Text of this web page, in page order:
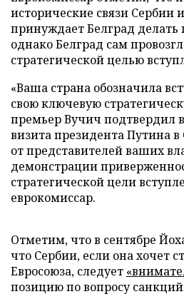
исторические связи Сербии
принуждает Белград делать
однако Белград сам
стратегической целью
«Ваша страна обозначила
свою ключевую
премьер Вучич подтвердил
визита президента Путина
от представителей ваших
демонстрации
стратегической цели
еврокомиссар.
Отметим, что в сентябре
что Сербии, если она хочет
Евросоюза, следует
позицию по вопросу